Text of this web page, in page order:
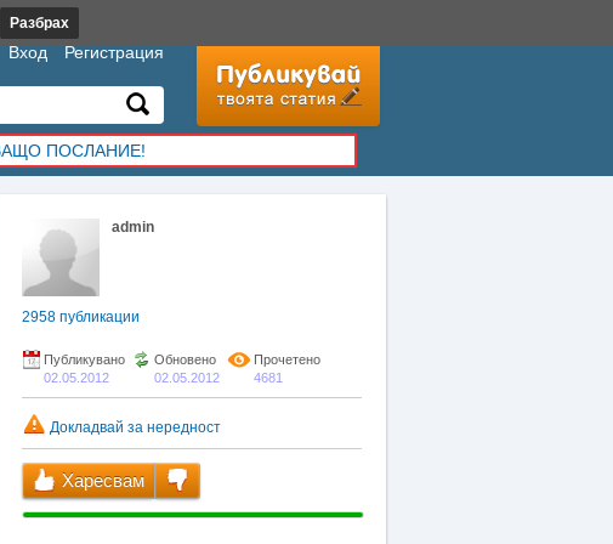
admin
2958 публикации
Публикувано
02.05.2012
Обновено
02.05.2012
Прочетено
4681
Докладвай за нередност
Харесвам
Вход Регистрация
ПОСЛАНИЕ!
Разбрах